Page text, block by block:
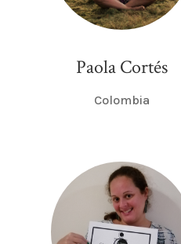
Paola Cortés
Colombia